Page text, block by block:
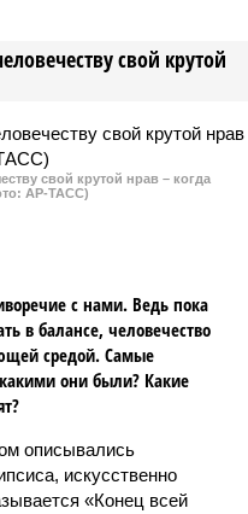
свой крутой
свой крутой нрав – когда
АР-ТАСС)
с нами. Ведь пока
в балансе, человечество
средой. Самые
они были? Какие
описывались
искусственно
«Конец всей